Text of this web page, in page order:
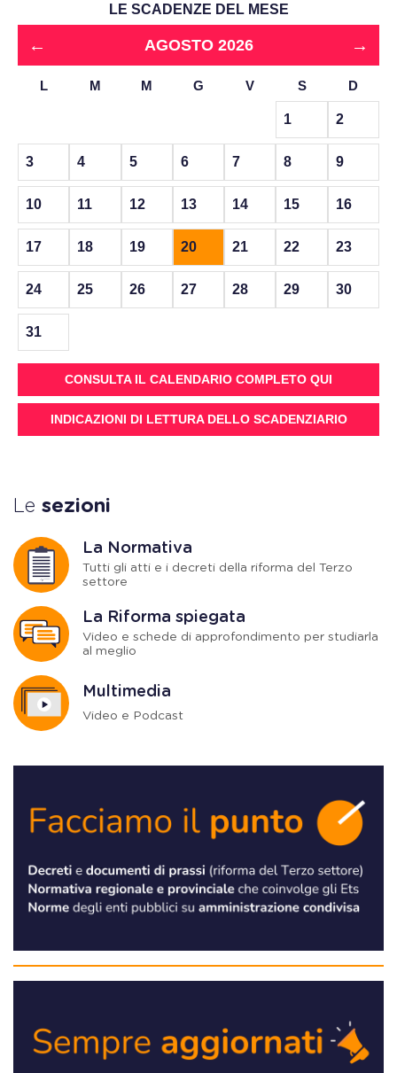
LE SCADENZE DEL MESE
← AGOSTO 2026 →
L M M G V S D
1 2
3 4 5 6 7 8 9
10 11 12 13 14 15 16
17 18 19 20 21 22 23
24 25 26 27 28 29 30
31
CONSULTA IL CALENDARIO COMPLETO QUI
INDICAZIONI DI LETTURA DELLO SCADENZIARIO
Le sezioni
La Normativa
Tutti gli atti e i decreti della riforma del Terzo
settore
La Riforma spiegata
Video e schede di approfondimento per studiarla
al meglio
Multimedia
Video e Podcast